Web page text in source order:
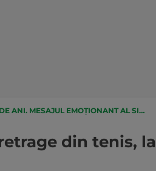
EMOȚIONANT AL SIMONEI HALEP
din tenis, la